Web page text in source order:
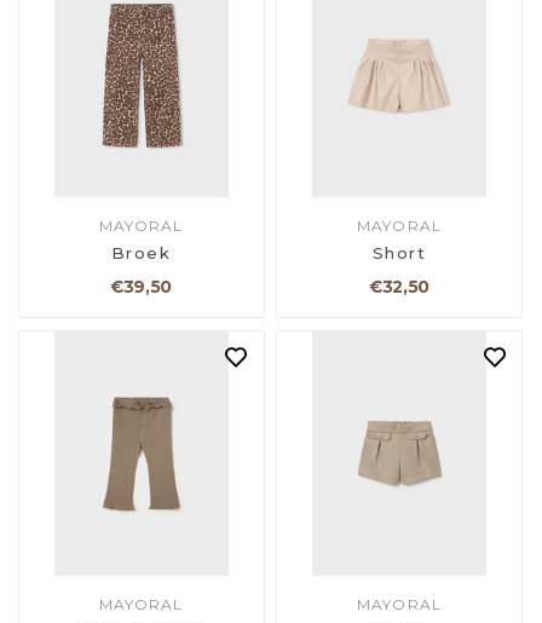
MAYORAL
Broek
€39,50
MAYORAL
Short
€32,50
MAYORAL MAYORAL